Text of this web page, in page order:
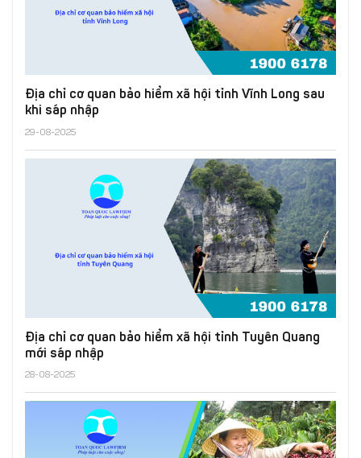
Địa chỉ cơ quan bảo hiểm xã hội tỉnh Vĩnh Long sau
khi sáp nhập
29-08-2025
Địa chỉ cơ quan bảo hiểm xã hội tỉnh Tuyên Quang
mới sáp nhập
28-08-2025